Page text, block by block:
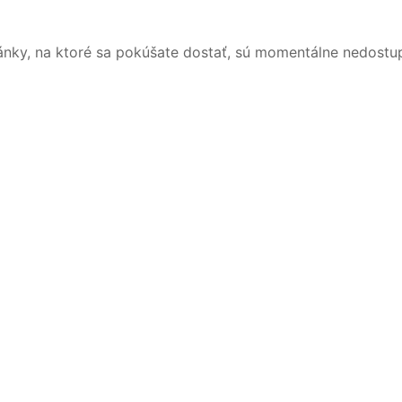
na ktoré sa pokúšate dostať, sú momentálne